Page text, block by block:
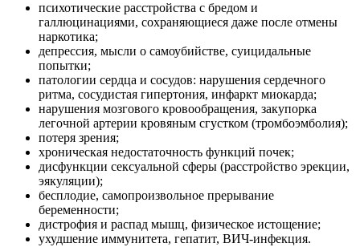
психотические расстройства с бредом и
галлюцинациями, сохраняющиеся даже после отмены
наркотика;
депрессия, мысли о самоубийстве, суицидальные
попытки;
патологии сердца и сосудов: нарушения сердечного
ритма, сосудистая гипертония, инфаркт миокарда;
нарушения мозгового кровообращения, закупорка
легочной артерии кровяным сгустком (тромбоэмболия);
потеря зрения;
хроническая недостаточность функций почек;
дисфункции сексуальной сферы (расстройство эрекции,
эякуляции);
бесплодие, самопроизвольное прерывание
беременности;
дистрофия и распад мышц, физическое истощение;
ухудшение иммунитета, гепатит, ВИЧ-инфекция.